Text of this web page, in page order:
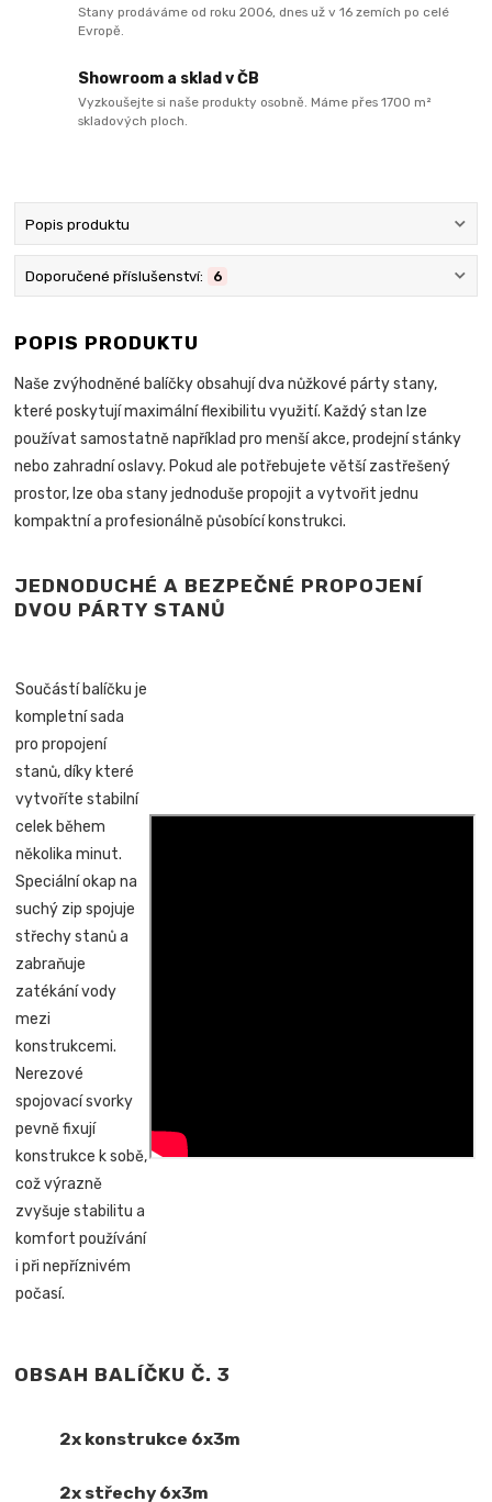
Stany prodáváme od roku 2006, dnes už v 16 zemích po celé
Evropě.
Showroom a sklad v ČB
Vyzkoušejte si naše produkty osobně. Máme přes 1700 m²
skladových ploch.
Popis produktu
Doporučené příslušenství: 6
POPIS PRODUKTU
Naše zvýhodněné balíčky obsahují dva nůžkové párty stany,
které poskytují maximální flexibilitu využití. Každý stan lze
používat samostatně například pro menší akce, prodejní stánky
nebo zahradní oslavy. Pokud ale potřebujete větší zastřešený
prostor, lze oba stany jednoduše propojit a vytvořit jednu
kompaktní a profesionálně působící konstrukci.
JEDNODUCHÉ A BEZPEČNÉ PROPOJENÍ
DVOU PÁRTY STANŮ
Součástí balíčku je
kompletní sada
pro propojení
stanů, díky které
vytvoříte stabilní
celek během
několika minut.
Speciální okap na
suchý zip spojuje
střechy stanů a
zabraňuje
zatékání vody
mezi
konstrukcemi.
Nerezové
spojovací svorky
pevně fixují
konstrukce k sobě,
což výrazně
zvyšuje stabilitu a
komfort používání
i při nepříznivém
počasí.
OBSAH BALÍČKU Č. 3
2x konstrukce 6x3m
2x střechy 6x3m